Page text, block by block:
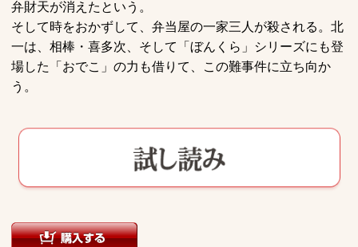
弁財天が消えたという。
そして時をおかずして、弁当屋の一家三人が殺される。北
一は、相棒・喜多次、そして「ぼんくら」シリーズにも登
場した「おでこ」の力も借りて、この難事件に立ち向か
う。